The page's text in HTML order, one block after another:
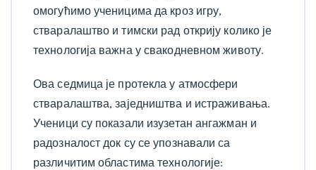
омогућимо ученицима да кроз игру,
стваралаштво и тимски рад открију колико је
технологија важна у свакодневном животу.
Ова седмица је протекла у атмосфери
стваралаштва, заједништва и истраживања.
Ученици су показали изузетан ангажман и
радозналост док су се упознавали са
различитим областима технологије: